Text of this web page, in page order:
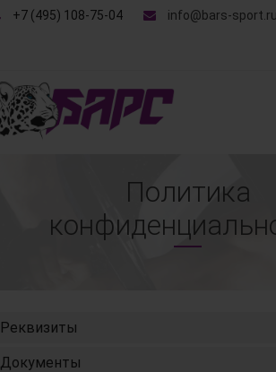
+7 (495) 108-75-04 info@bars-
Политика
Реквизиты
Документы